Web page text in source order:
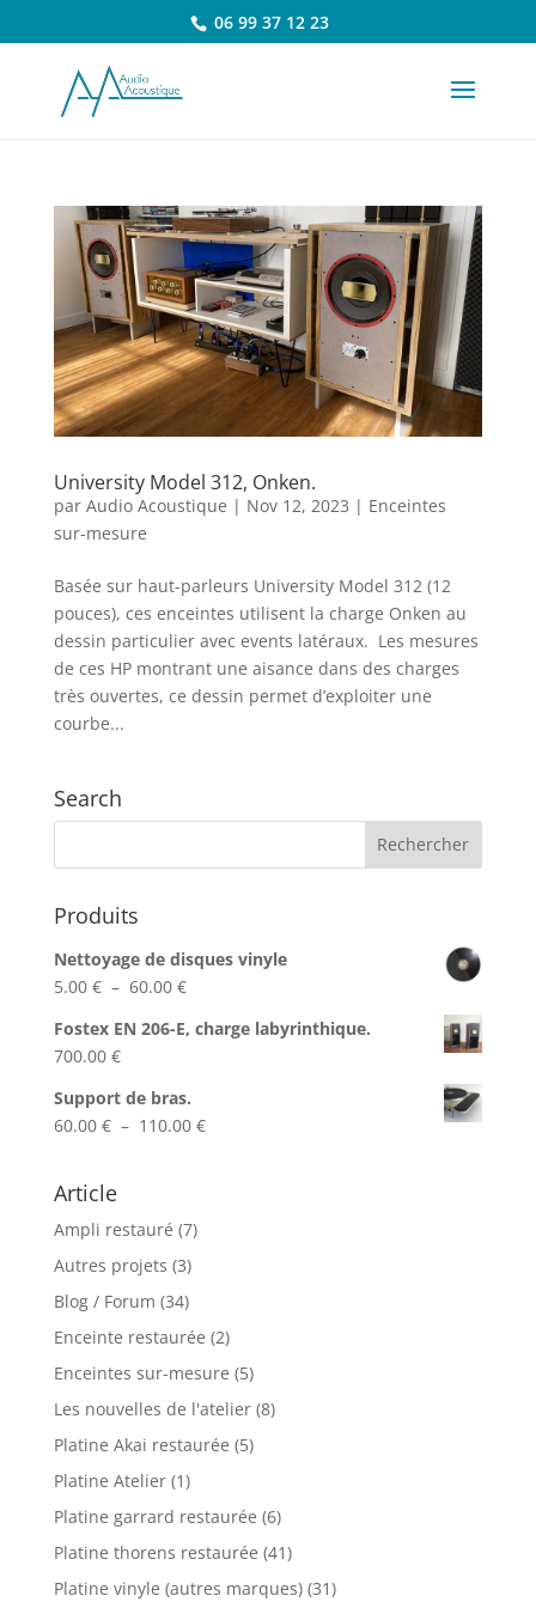
06 99 37 12 23
University Model 312, Onken.
par Audio Acoustique | Nov 12, 2023 | Enceintes
sur-mesure
Basée sur haut-parleurs University Model 312 (12
pouces), ces enceintes utilisent la charge Onken au
dessin particulier avec events latéraux. Les mesures
de ces HP montrant une aisance dans des charges
très ouvertes, ce dessin permet d’exploiter une
courbe...
Search
Produits
Nettoyage de disques vinyle
5.00 € – 60.00 €Plage
prix :
à
60.00 €
Fostex EN 206-E, charge labyrinthique.
700.00 €
Support de bras.
60.00 € – 110.00 €Plage
Article
Ampli restauré (7)
Autres projets (3)
Blog / Forum (34)
Enceinte restaurée (2)
Enceintes sur-mesure (5)
Les nouvelles de l'atelier(8)
Platine Akai restaurée (5)
Platine Atelier(1)
Platine garrard restaurée (6)
Platine thorens restaurée (41)
Platine vinyle (autres marques)(31)